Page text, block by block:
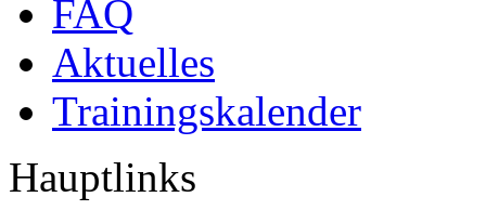
FAQ
Aktuelles
Trainingskalender
Hauptlinks